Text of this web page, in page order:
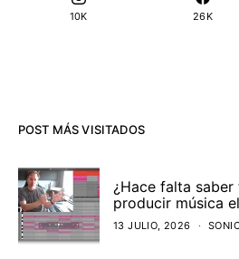
10K 26K
POST MÁS VISITADOS
¿Hace falta
producir música
13 JULIO, 2026